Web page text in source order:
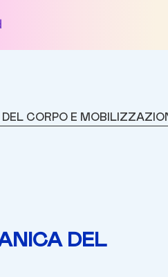
CORPO E
DEL